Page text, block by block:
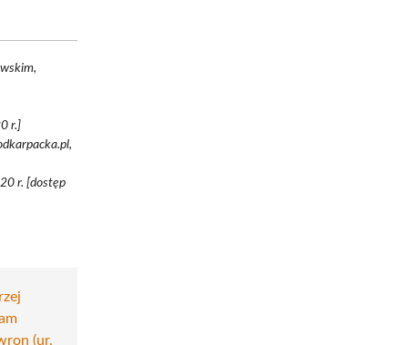
r.]
r. [dostęp
(ur.